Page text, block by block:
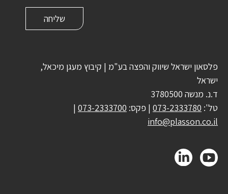
פלסאון ישראל שיווק והפצה בע"מ | קיבוץ מעגן מיכאל,
ישראל
ד.נ. מנשה 3780500
טל': 073-2333780 | פקס: 073-2333700
|
info@plasson.co.il